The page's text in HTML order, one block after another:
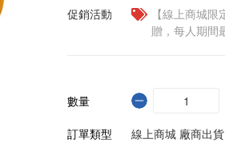
促銷活動
【線上商城
贈，每人期間
數量
訂單類型
線上商城 廠商出貨